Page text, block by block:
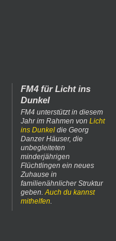
FM4 für Licht ins
Dunkel
FM4 unterstützt in diesem
Jahr im Rahmen von Licht
ins Dunkel die Georg
Danzer Häuser, die
unbegleiteten
minderjährigen
Flüchtlingen ein neues
Zuhause in
familienähnlicher Struktur
geben.Auch du kannst
mithelfen.